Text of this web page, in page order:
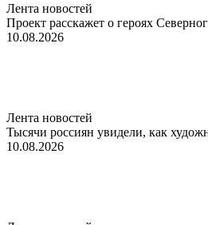
Лента новостей
Проект расскажет о героях
10.08.2026
Лента новостей
Тысячи россиян увидели, как
10.08.2026